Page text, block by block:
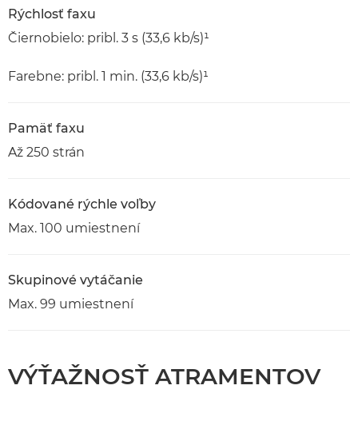
Rýchlosť faxu
Čiernobielo: pribl. 3 s (33,6 kb/s)¹
Farebne: pribl. 1 min. (33,6 kb/s)¹
Pamäť faxu
Až 250 strán
Kódované rýchle voľby
Max. 100 umiestnení
Skupinové vytáčanie
Max. 99 umiestnení
VÝŤAŽNOSŤ ATRAMENTOV